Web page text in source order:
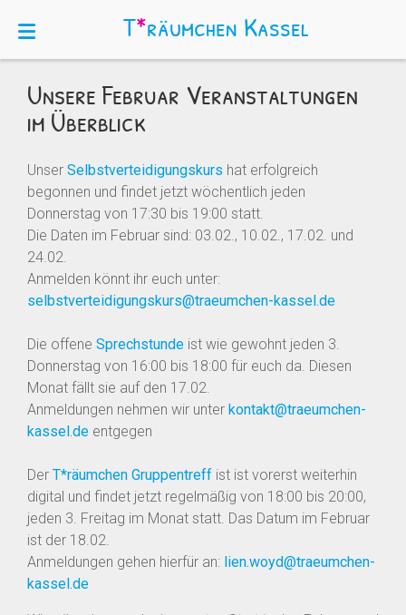
Unsere Februar Veranstaltungen
im Überblick
Unser Selbstverteidigungskurs hat erfolgreich
begonnen und findet jetzt wöchentlich jeden
Donnerstag von 17:30 bis 19:00 statt.
Die Daten im Februar sind: 03.02., 10.02., 17.02. und
24.02.
Anmelden könnt ihr euch unter:
selbstverteidigungskurs@traeumchen-kassel.de
Die offene Sprechstunde ist wie gewohnt jeden 3.
Donnerstag von 16:00 bis 18:00 für euch da. Diesen
Monat fällt sie auf den 17.02.
Anmeldungen nehmen wir unter kontakt@traeumchen-
kassel.de entgegen
Der T*räumchen Gruppentreff ist ist vorerst weiterhin
digital und findet jetzt regelmäßig von 18:00 bis 20:00,
jeden 3. Freitag im Monat statt. Das Datum im Februar
ist der 18.02.
Anmeldungen gehen hierfür an: lien.woyd@traeumchen-
kassel.de
T*räumchen Kassel